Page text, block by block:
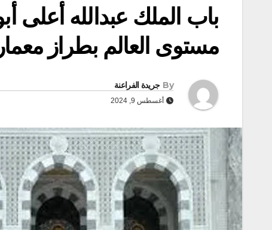
باب الملك عبدالله أعلى
مستوى العالم بطراز
By جريدة الفراعنة
أغسطس 9, 2024